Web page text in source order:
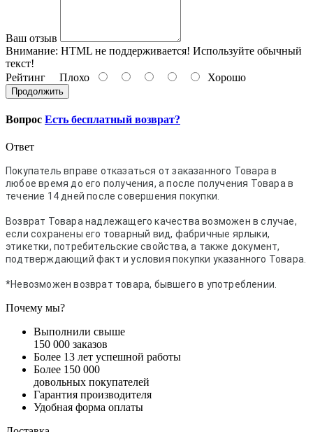
Ваш отзыв
Внимание: HTML не поддерживается! Используйте обычный
текст!
Рейтинг Плохо Хорошо
Продолжить
Вопрос Есть бесплатный возврат?
Ответ
Покупатель вправе отказаться от заказанного Товара в
любое время до его получения, а после получения Товара в
течение 14 дней после совершения покупки.
Возврат Товара надлежащего качества возможен в случае,
если сохранены его товарный вид, фабричные ярлыки,
этикетки, потребительские свойства, а также документ,
подтверждающий факт и условия покупки указанного Товара.
*Невозможен возврат товара, бывшего в употреблении.
Почему мы?
Выполнили свыше
150 000 заказов
Более 13 лет успешной работы
Более 150 000
довольных покупателей
Гарантия производителя
Удобная форма оплаты